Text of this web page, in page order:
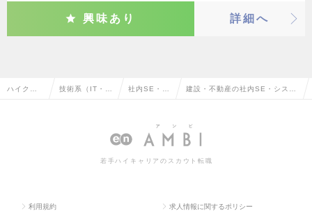
興味あり 詳細へ
ハイクラ 技術系（IT・W 社内SE・シ 建設・不動産の社内SE・システ
若手ハイキャリアのスカウト転職
利用規約 求人情報に関するポリシー